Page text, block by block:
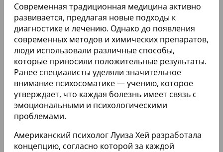
Современная традиционная медицина активно
развивается, предлагая новые подходы к
диагностике и лечению. Однако до появления
современных методов и химических препаратов,
люди использовали различные способы,
которые приносили положительные результаты.
Ранее специалисты уделяли значительное
внимание психосоматике — учению, которое
утверждает, что каждая болезнь имеет связь с
эмоциональными и психологическими
проблемами.
Американский психолог Луиза Хей разработала
концепцию, согласно которой за каждой